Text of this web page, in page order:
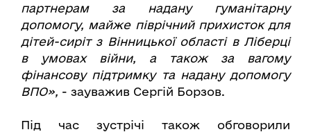
партнерам за надану гуманітарну
допомогу, майже піврічний прихисток для
дітей-сиріт з Вінницької області в Ліберці
в умовах війни, а також за вагому
фінансову підтримку та надану допомогу
ВПО», - зауважив Сергій Борзов.
Під час зустрічі також обговорили